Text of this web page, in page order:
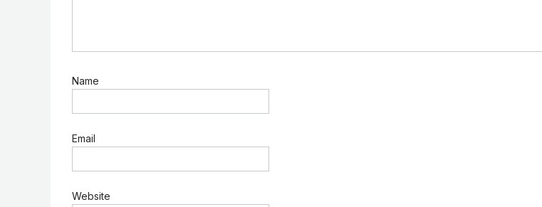
Name
Email
Website